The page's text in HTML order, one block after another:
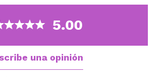
rápida y controlada para
efecto deseado, pasada a pasada,
5.00
una opinión